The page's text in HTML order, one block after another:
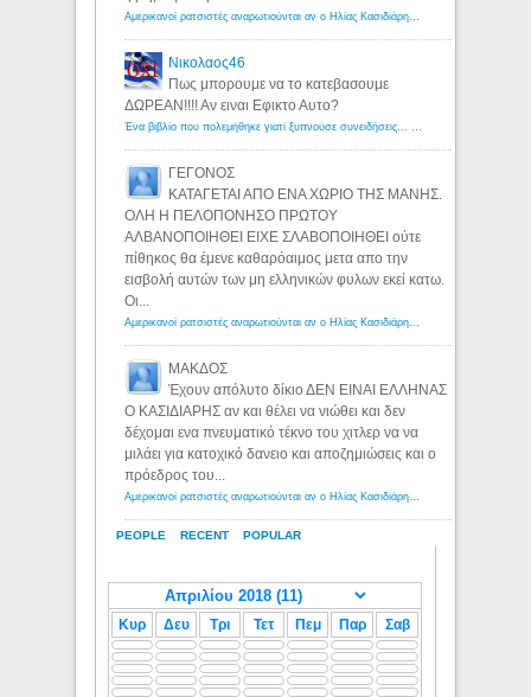
PEOPLE RECENT POPULAR
Αμερικανοί ρατσιστές αναρωτιούνται αν ο Ηλίας Κασιδιάρης ανήκει στη λευκή φυλή... - Λόγιος Ερμής
Νικολαος46
Πως μπορουμε να το κατεβασουμε
ΔΩΡΕΑΝ!!!! Αν ειναι Εφικτο Αυτο?
Ένα βιβλίο που πολεμήθηκε γιατί ξυπνούσε συνειδήσεις... - Λόγιος Ερμής | Η γνώση ξεκινάει με την αναζήτηση...
ΓΕΓΟΝΟΣ
ΚΑΤΑΓΕΤΑΙ ΑΠΟ ΕΝΑ ΧΩΡΙΟ ΤΗΣ ΜΑΝΗΣ.
ΟΛΗ Η ΠΕΛΟΠΟΝΗΣΟ ΠΡΩΤΟΥ
ΑΛΒΑΝΟΠΟΙΗΘΕΙ ΕΙΧΕ ΣΛΑΒΟΠΟΙΗΘΕΙ ούτε
πίθηκος θα έμενε καθαρόαιμος μετα απο την
εισβολή αυτών των μη ελληνικών φυλων εκεί κατω.
Οι...
Αμερικανοί ρατσιστές αναρωτιούνται αν ο Ηλίας Κασιδιάρης ανήκει στη λευκή φυλή... - Λόγιος Ερμής
ΜΑΚΔΟΣ
Έχουν απόλυτο δίκιο ΔΕΝ ΕΙΝΑΙ ΕΛΛΗΝΑΣ
Ο ΚΑΣΙΔΙΑΡΗΣ αν και θέλει να νιώθει και δεν
δέχομαι ενα πνευματικό τέκνο του χιτλερ να να
μιλάει για κατοχικό δανειο και αποζημιώσεις και ο
πρόεδρος του...
Αμερικανοί ρατσιστές αναρωτιούνται αν ο Ηλίας Κασιδιάρης ανήκει στη λευκή φυλή... - Λόγιος Ερμής
Κυρ Δευ Τρι Τετ Πεμ Παρ Σαβ